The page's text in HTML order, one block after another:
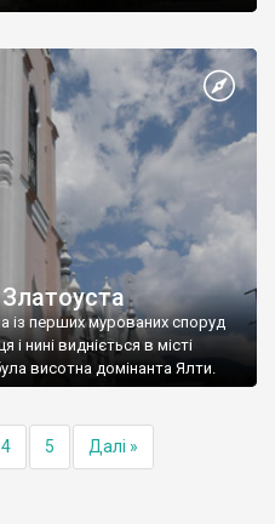
із перших мурованих споруд
нині видніється в місті
висотна домінанта Ялти.
4 5 Далі »